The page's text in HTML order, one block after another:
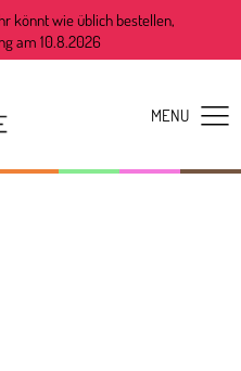
könnt wie üblich bestellen,
am 10.8.2026